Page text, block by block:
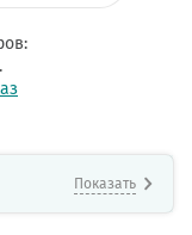
Показать